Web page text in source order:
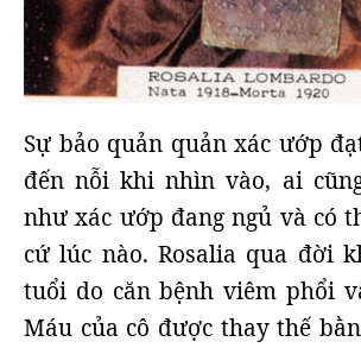
Sự bảo quản quản xác ướp
đến nỗi khi nhìn vào, ai
như xác ướp đang ngủ và có
cứ lúc nào. Rosalia qua đời
tuổi do căn bệnh viêm phổi
Máu của cô được thay thế